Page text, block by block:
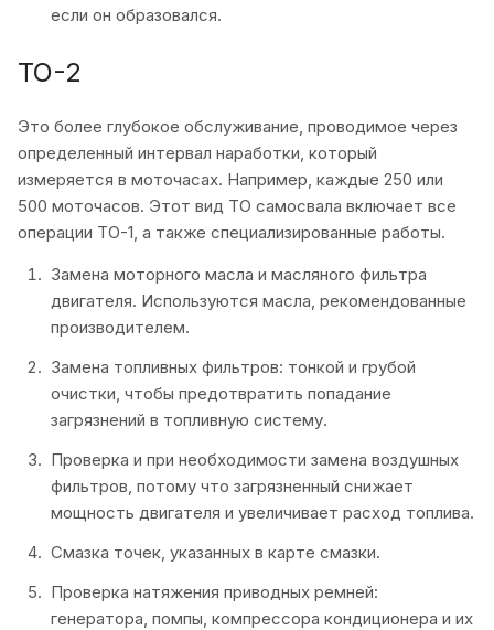
если он образовался.
ТО-2
Это более глубокое обслуживание, проводимое через
определенный интервал наработки, который
измеряется в моточасах. Например, каждые 250 или
500 моточасов. Этот вид ТО самосвала включает все
операции ТО-1, а также специализированные работы.
Замена моторного масла и масляного фильтра
двигателя. Используются масла, рекомендованные
производителем.
Замена топливных фильтров: тонкой и грубой
очистки, чтобы предотвратить попадание
загрязнений в топливную систему.
Проверка и при необходимости замена воздушных
фильтров, потому что загрязненный снижает
мощность двигателя и увеличивает расход топлива.
Смазка точек, указанных в карте смазки.
Проверка натяжения приводных ремней:
генератора, помпы, компрессора кондиционера и их